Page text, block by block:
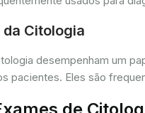
Citologia
desempenham um
pacientes. Eles são
de